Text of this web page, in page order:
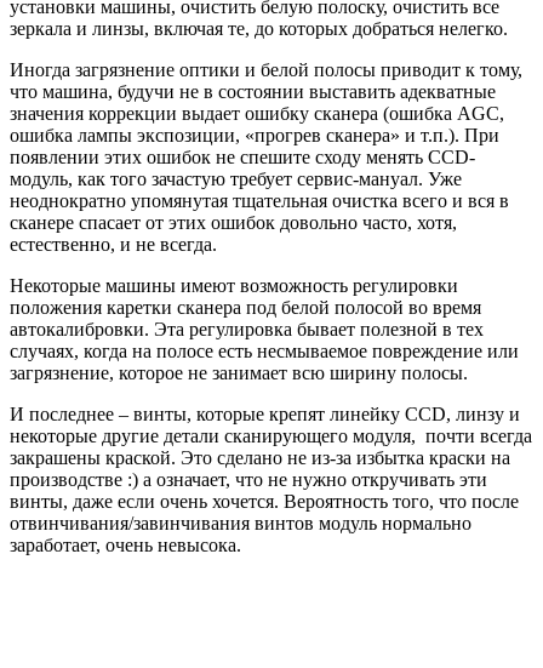
установки машины, очистить белую полоску, очистить все
зеркала и линзы, включая те, до которых добраться нелегко.
Иногда загрязнение оптики и белой полосы приводит к тому,
что машина, будучи не в состоянии выставить адекватные
значения коррекции выдает ошибку сканера (ошибка AGC,
ошибка лампы экспозиции, «прогрев сканера» и т.п.). При
появлении этих ошибок не спешите сходу менять CCD-
модуль, как того зачастую требует сервис-мануал. Уже
неоднократно упомянутая тщательная очистка всего и вся в
сканере спасает от этих ошибок довольно часто, хотя,
естественно, и не всегда.
Некоторые машины имеют возможность регулировки
положения каретки сканера под белой полосой во время
автокалибровки. Эта регулировка бывает полезной в тех
случаях, когда на полосе есть несмываемое повреждение или
загрязнение, которое не занимает всю ширину полосы.
И последнее – винты, которые крепят линейку CCD, линзу и
некоторые другие детали сканирующего модуля, почти всегда
закрашены краской. Это сделано не из-за избытка краски на
производстве :) а означает, что не нужно откручивать эти
винты, даже если очень хочется. Вероятность того, что после
отвинчивания/завинчивания винтов модуль нормально
заработает, очень невысока.